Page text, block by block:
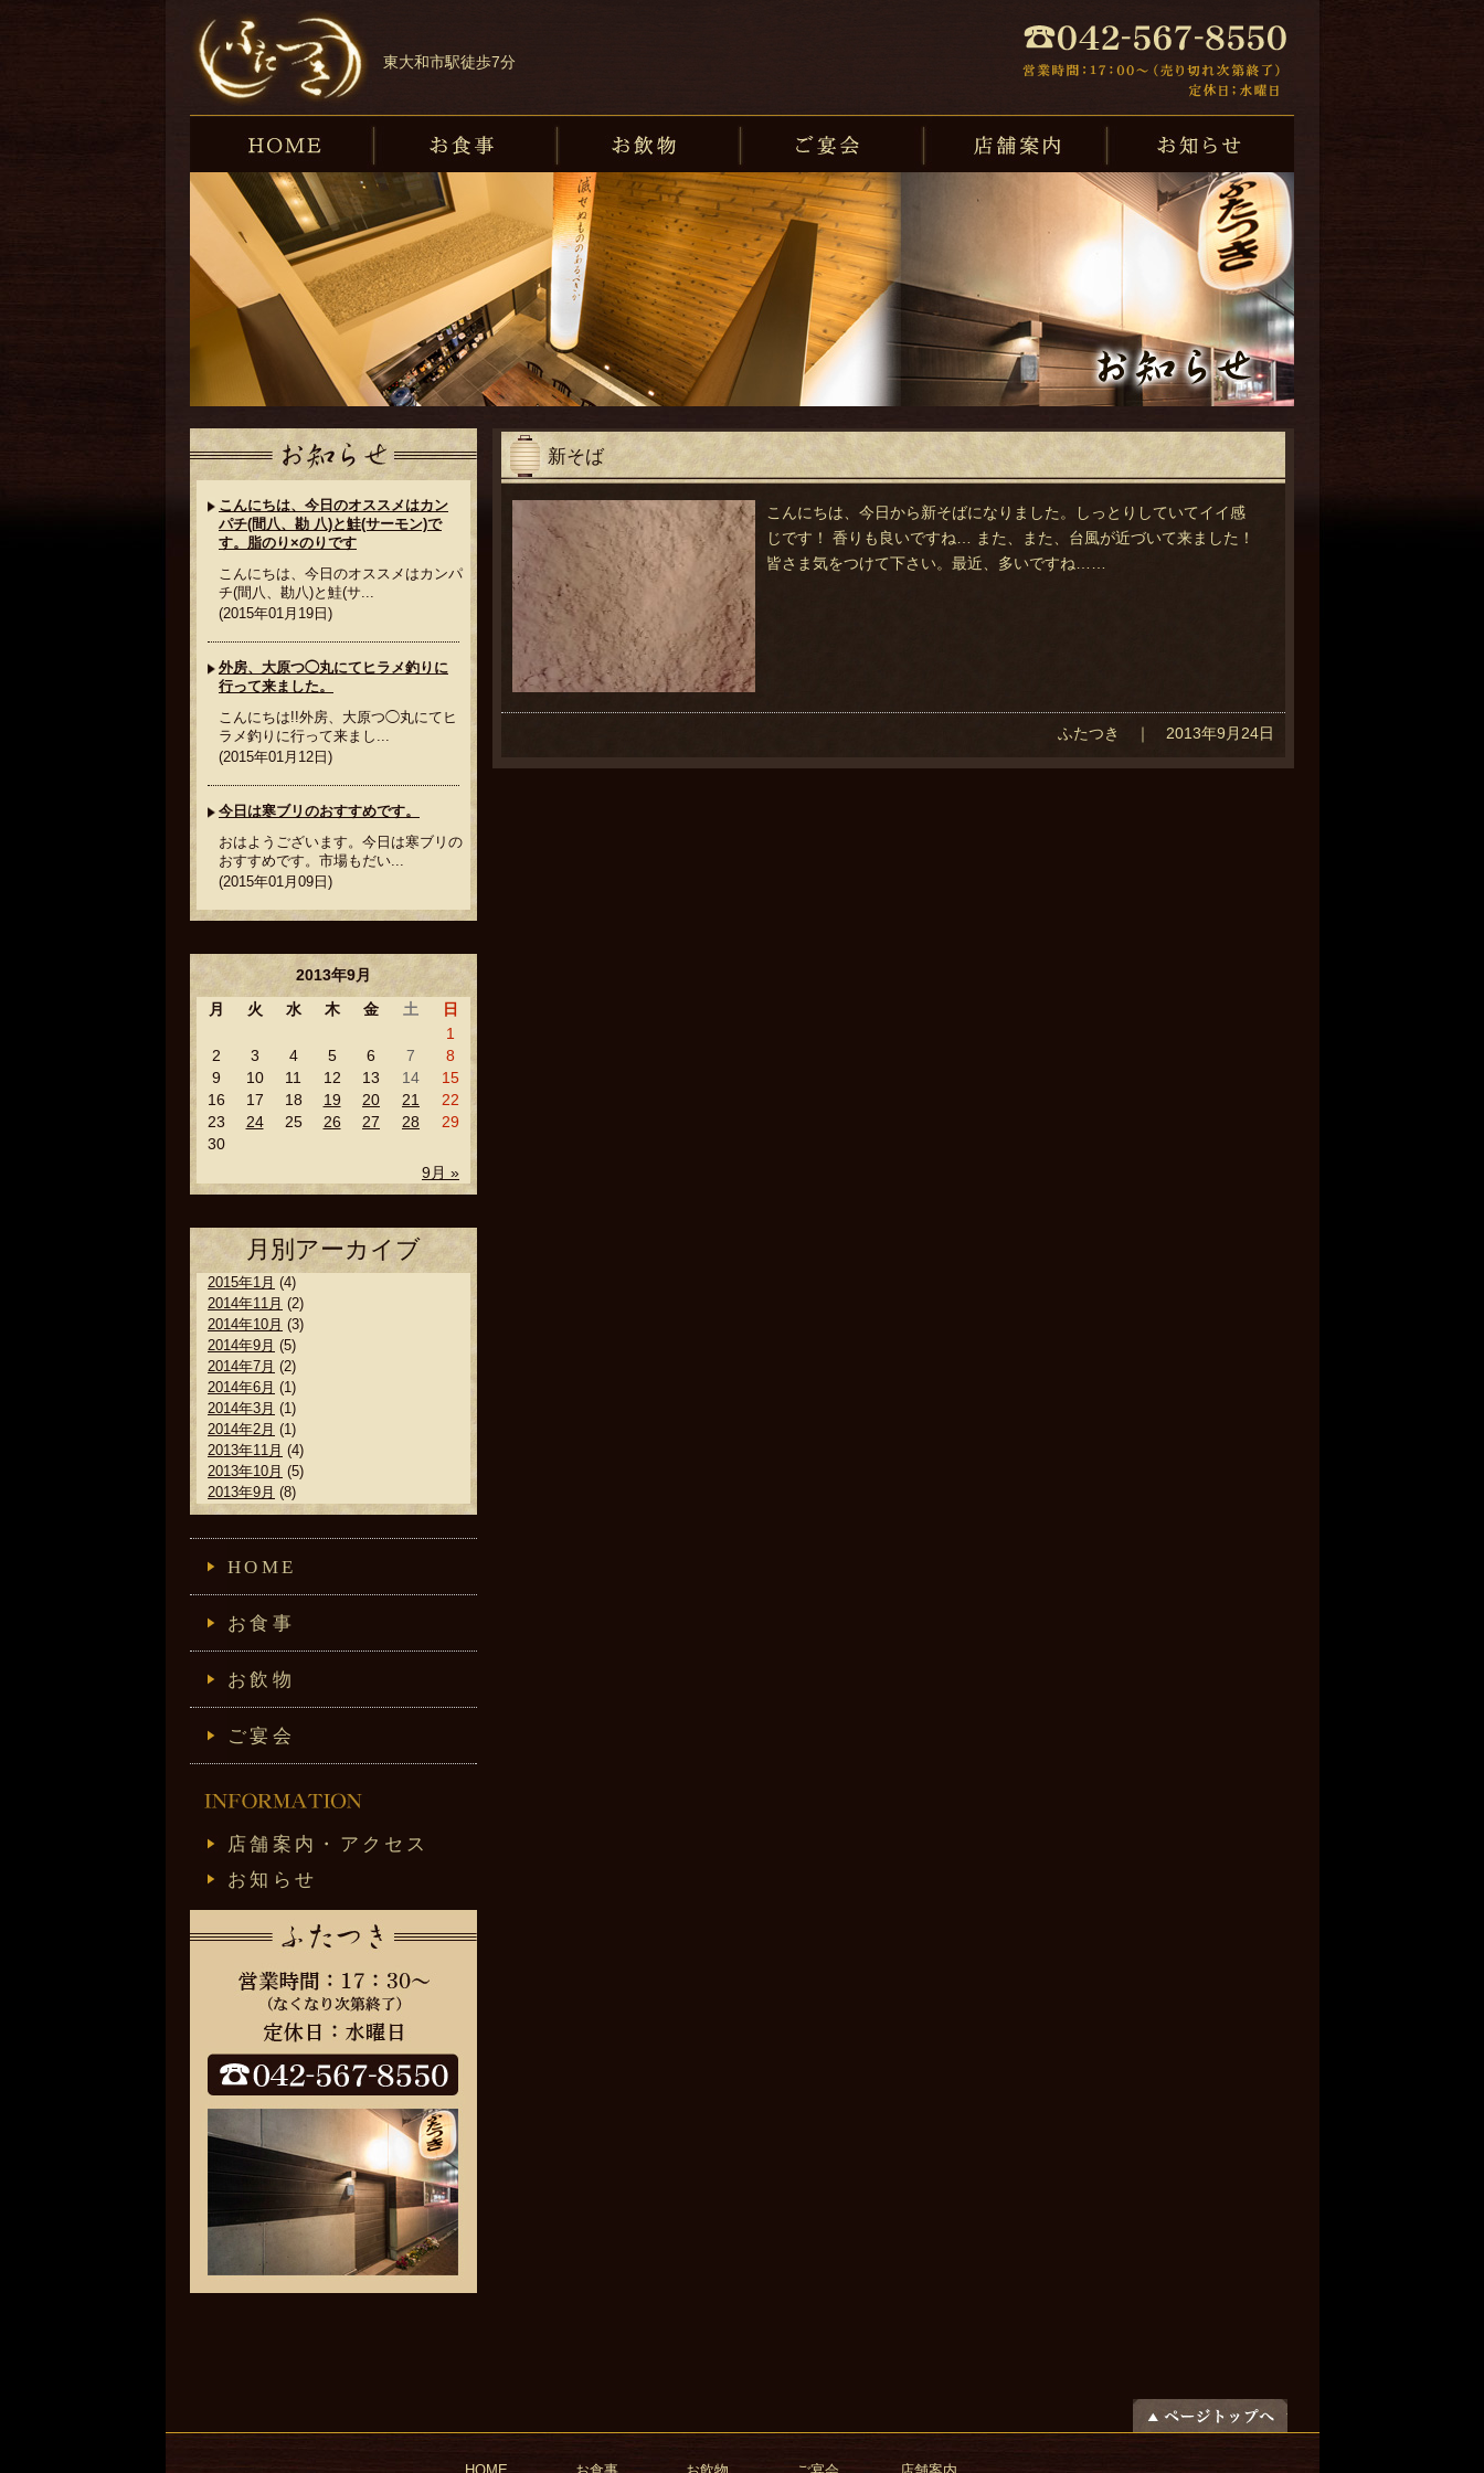
東大和市駅徒歩7分
HOME お食事 お飲物 店舗案内
新そば
こんにちは、今日から新そばになりました。しっとりしていてイイ感
じです！ 香りも良いですね… また、また、台風が近づいて来ました！
皆さま気をつけて下さい。最近、多いですね……
ふたつき ｜ 2013年9月24日
こんにちは、今日のオススメはカン
パチ(間八、勘 八)と鮭(サーモン)で
す。脂のり×のりです
こんにちは、今日のオススメはカンパ
チ(間八、勘八)と鮭(サ...
(2015年01月19日)
外房、大原つ◯丸にてヒラメ釣りに
行って来ました。
こんにちは!!外房、大原つ◯丸にてヒ
ラメ釣りに行って来まし...
(2015年01月12日)
今日は寒ブリのおすすめです。
おはようございます。今日は寒ブリの
おすすめです。市場もだい...
(2015年01月09日)
2013年9月
月
火 水 木 金 土 日
9月 »
1
2
3 4 5 6 7
8
9
10 11 12 13 14
15
16
17 18 19 20 21
22
23
24 25 26 27 28
29
30
月別アーカイブ
2015年1月 (4)
2014年11月 (2)
2014年10月 (3)
2014年9月 (5)
2014年7月 (2)
2014年6月 (1)
2014年3月 (1)
2014年2月 (1)
2013年11月 (4)
2013年10月 (5)
2013年9月 (8)
HOME
お食事
お飲物
ご宴会
店舗案内・アクセス
お知らせ
ページトップへ